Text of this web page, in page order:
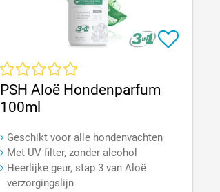
Gemiddelde waardering van 0 van 5 sterren
PSH Aloë Hondenparfum
100ml
Geschikt voor alle hondenvachten
Met UV filter, zonder alcohol
Heerlijke geur, stap 3 van Aloë
verzorgingslijn